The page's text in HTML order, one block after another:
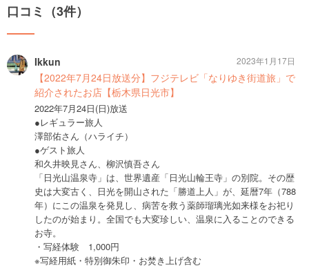
口コミ（3件）
Ikkun
【2022年7月24日放送分】フジテレビ「なりゆき街道旅」で
紹介されたお店【栃木県日光市】
2022年7月24日(日)放送
●レギュラー旅人
澤部佑さん（ハライチ）
●ゲスト旅人
和久井映見さん、柳沢慎吾さん
「日光山温泉寺」は、世界遺産「日光山輪王寺」の別院。その歴
史は大変古く、日光を開山された「勝道上人」が、延暦7年（788
年）にこの温泉を発見し、病苦を救う薬師瑠璃光如来様をお祀り
したのが始まり。全国でも大変珍しい、温泉に入ることのできる
お寺。
・写経体験 1,000円
※写経用紙・特別御朱印・お焚き上げ含む
2023年1月17日